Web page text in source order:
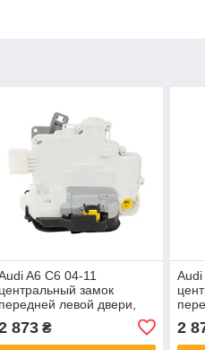
A6 C6 04-11
центральный замок
передней левой двери,
873₴ 2